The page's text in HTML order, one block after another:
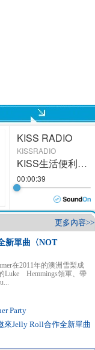
更多內容>>
新單曲〈NOT
在2011年的澳洲雪梨成
Luke Hemmings領軍、帶
Party
來Jelly Roll合作全新單曲